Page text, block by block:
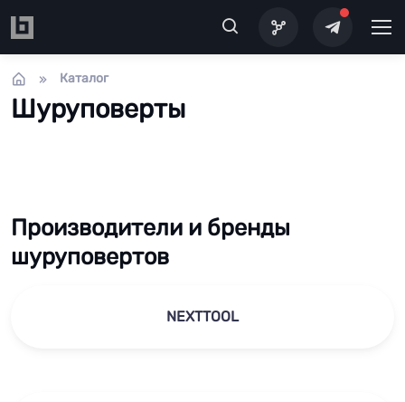
Каталог
Шуруповерты
Производители и бренды
шуруповертов
NEXTTOOL